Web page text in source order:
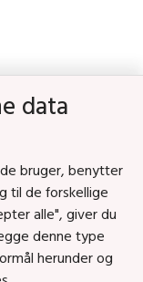
data
bruger, benytter
til de forskellige
alle", giver du
denne type
herunder og